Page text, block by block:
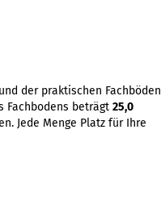
der praktischen Fachböden
Fachbodens beträgt 25,0
Jede Menge Platz für Ihre